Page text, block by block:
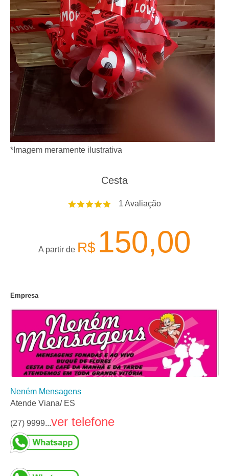
*Imagem meramente ilustrativa
Cesta
1 Avaliação
A partir de R$ 150,00
Empresa
Neném Mensagens
Atende Viana/ ES
(27) 9999...ver telefone